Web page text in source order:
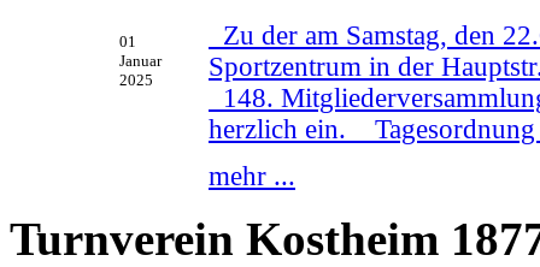
01
Januar
2025
Zu der am Samstag, den
Sportzentrum in der
148.
herzlich ein. Tagesordnung
mehr ...
Turnverein Kostheim